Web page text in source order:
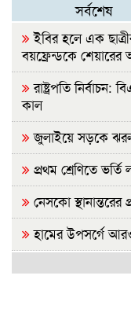
সর্বশেষ
ইবির হলে এক
বয়ফ্রেন্ডকে
রাষ্ট্রপতি নির্বাচন:
কাল
জুলাইয়ে সড়কে
প্রথম শ্রেণিতে
নেসকো স্থানান্তরের
হামের উপসর্গে
লংমার্চের ঘোষণা